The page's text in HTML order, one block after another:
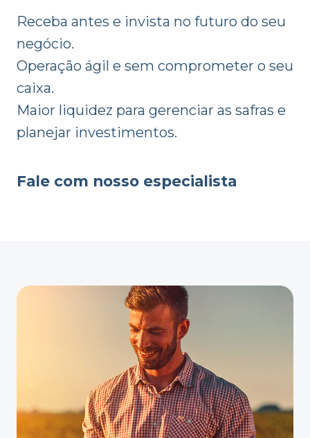
Receba antes e invista no futuro do seu
negócio.
Operação ágil e sem comprometer o seu
caixa.
Maior liquidez para gerenciar as safras e
planejar investimentos.
Fale com nosso especialista